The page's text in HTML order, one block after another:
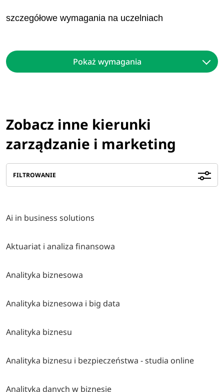
szczegółowe wymagania na uczelniach
Pokaż wymagania
Zobacz inne kierunki
zarządzanie i marketing
FILTROWANIE
Ai in business solutions
Aktuariat i analiza finansowa
Analityka biznesowa
Analityka biznesowa i big data
Analityka biznesu
Analityka biznesu i bezpieczeństwa - studia online
Analityka danych w biznesie